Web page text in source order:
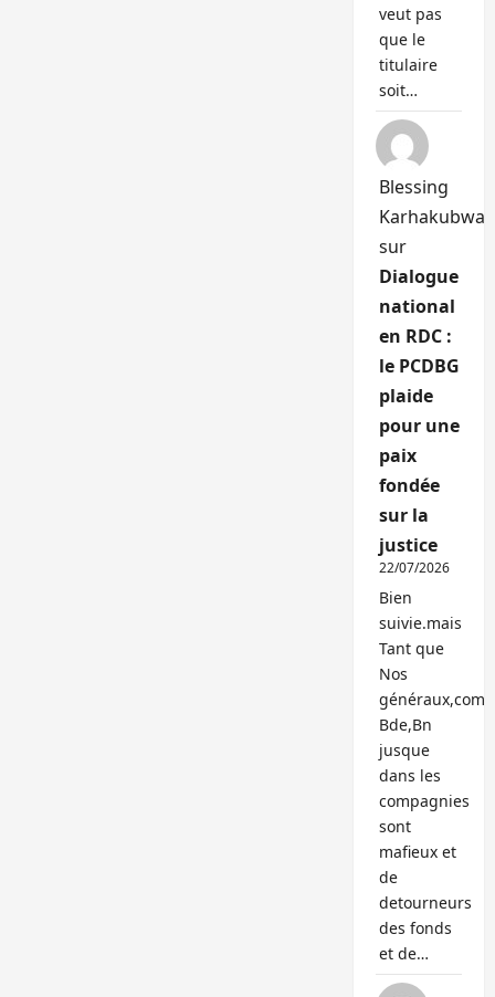
veut pas
que le
titulaire
soit…
Blessing
Karhakubwa
sur
Dialogue
national
en RDC :
le PCDBG
plaide
pour une
paix
fondée
sur la
justice
22/07/2026
Bien
suivie.mais
Tant que
Nos
généraux,com
Bde,Bn
jusque
dans les
compagnies
sont
mafieux et
de
detourneurs
des fonds
et de…